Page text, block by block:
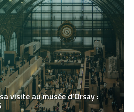
visite au musée d’Orsay :